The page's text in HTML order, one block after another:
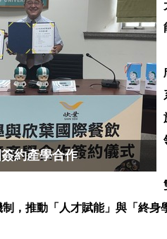
約產學合作
，推動「人才賦能」與「終身